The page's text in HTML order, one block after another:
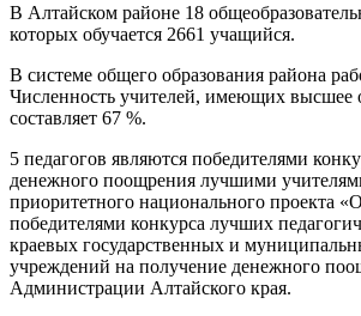
В Алтайском районе 18
которых обучается 2661 учащийся.
В системе общего образования района
Численность учителей, имеющих высшее
составляет 67 %.
5 педагогов являются победителями
денежного поощрения лучшими
приоритетного национального проекта
победителями конкурса лучших
краевых государственных и
учреждений на получение денежного
Администрации Алтайского края.